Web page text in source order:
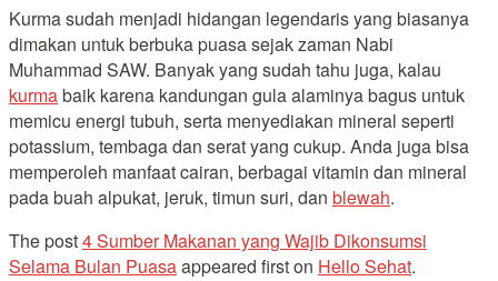
Kurma sudah menjadi hidangan legendaris yang biasanya
dimakan untuk berbuka puasa sejak zaman Nabi
Muhammad SAW. Banyak yang sudah tahu juga, kalau
kurmabaik karena kandungan gula alaminya bagus untuk
memicu energi tubuh, serta menyediakan mineral seperti
potassium, tembaga dan serat yang cukup. Anda juga bisa
memperoleh manfaat cairan, berbagai vitamin dan mineral
pada buah alpukat, jeruk, timun suri, dan blewah.
The post4 Sumber Makanan yang Wajib Dikonsumsi
Selama Bulan Puasaappeared first on Hello Sehat.